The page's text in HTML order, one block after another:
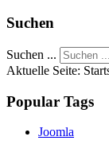
Suchen
Suchen ...
Aktuelle Seite:
Popular Tags
Joomla